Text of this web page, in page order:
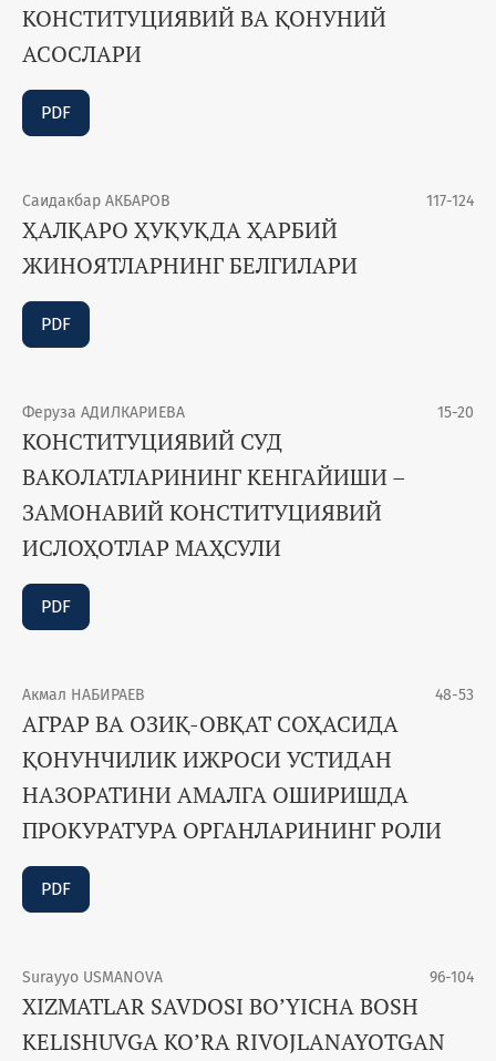
КОНСТИТУЦИЯВИЙ ВА ҚОНУНИЙ
АСОСЛАРИ
PDF
Саидакбар АКБАРОВ 117-124
ҲАЛҚАРО ҲУҚУҚДА ҲАРБИЙ
ЖИНОЯТЛАРНИНГ БЕЛГИЛАРИ
PDF
Феруза АДИЛКАРИЕВА 15-20
КОНСТИТУЦИЯВИЙ СУД
ВАКОЛАТЛАРИНИНГ КЕНГАЙИШИ –
ЗАМОНАВИЙ КОНСТИТУЦИЯВИЙ
ИСЛОҲОТЛАР МАҲСУЛИ
PDF
Акмал НАБИРАEВ 48-53
АГРАР ВА ОЗИҚ-ОВҚАТ СОҲАСИДА
ҚОНУНЧИЛИК ИЖРОСИ УСТИДАН
НАЗОРАТИНИ АМАЛГА ОШИРИШДА
ПРОКУРАТУРА ОРГАНЛАРИНИНГ РОЛИ
PDF
Surayyo USMANOVA 96-104
XIZMATLAR SAVDOSI BO’YICHA BOSH
KELISHUVGA KO’RA RIVOJLANAYOTGAN